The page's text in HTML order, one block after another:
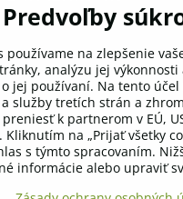
podmienky
podmienky
osobných údajov
cookies
Predvoľby
používame na zlepšenie
analýzu jej
jej používaní. Na tento
služby tretích strán a
k partnerom v EÚ,
Kliknutím na „Prijať všetky
s týmto spracovaním.
informácie alebo upraviť